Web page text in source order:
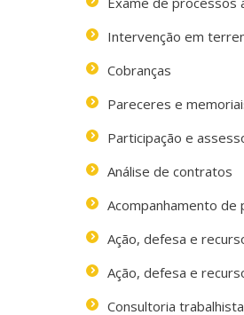
Intervenção em
Cobranças
Pareceres e
Participação e
Análise de contratos
Acompanhamento de
Ação, defesa e
Ação, defesa e
Consultoria